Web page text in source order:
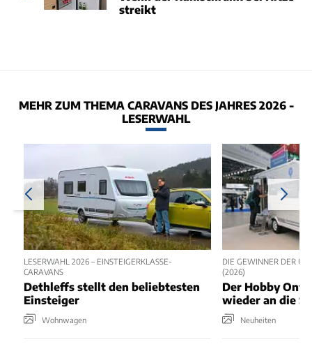
streikt
MEHR ZUM THEMA CARAVANS DES JAHRES 2026 -
LESERWAHL
LESERWAHL 2026 – EINSTEIGERKLASSE-
CARAVANS
Dethleffs stellt den beliebtesten
Einsteiger
Wohnwagen
DIE GEWINNER DER
(2026)
Der Hobby
wieder an die
Neuheiten